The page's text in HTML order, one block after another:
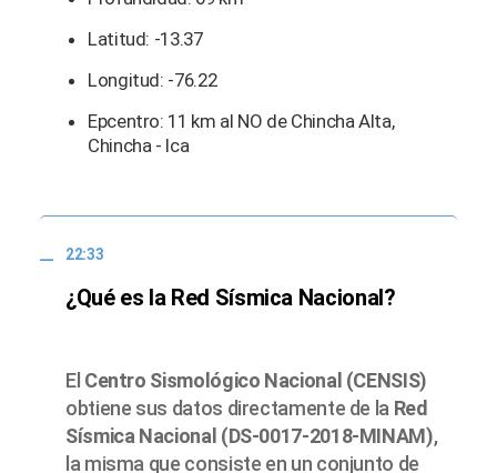
Latitud: -13.37
Longitud: -76.22
Epcentro: 11 km al NO de Chincha Alta,
Chincha - Ica
22:33
¿Qué es la Red Sísmica Nacional?
El Centro Sismológico Nacional (CENSIS)
obtiene sus datos directamente de la Red
Sísmica Nacional (DS-0017-2018-MINAM),
la misma que consiste en un conjunto de